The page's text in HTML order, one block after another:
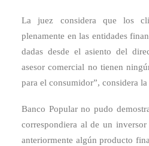
La juez considera que los
plenamente en las entidades
dadas desde el asiento del
asesor comercial no tienen
para el consumidor”, considera la
Banco Popular no pudo
correspondiera al de un
anteriormente algún producto